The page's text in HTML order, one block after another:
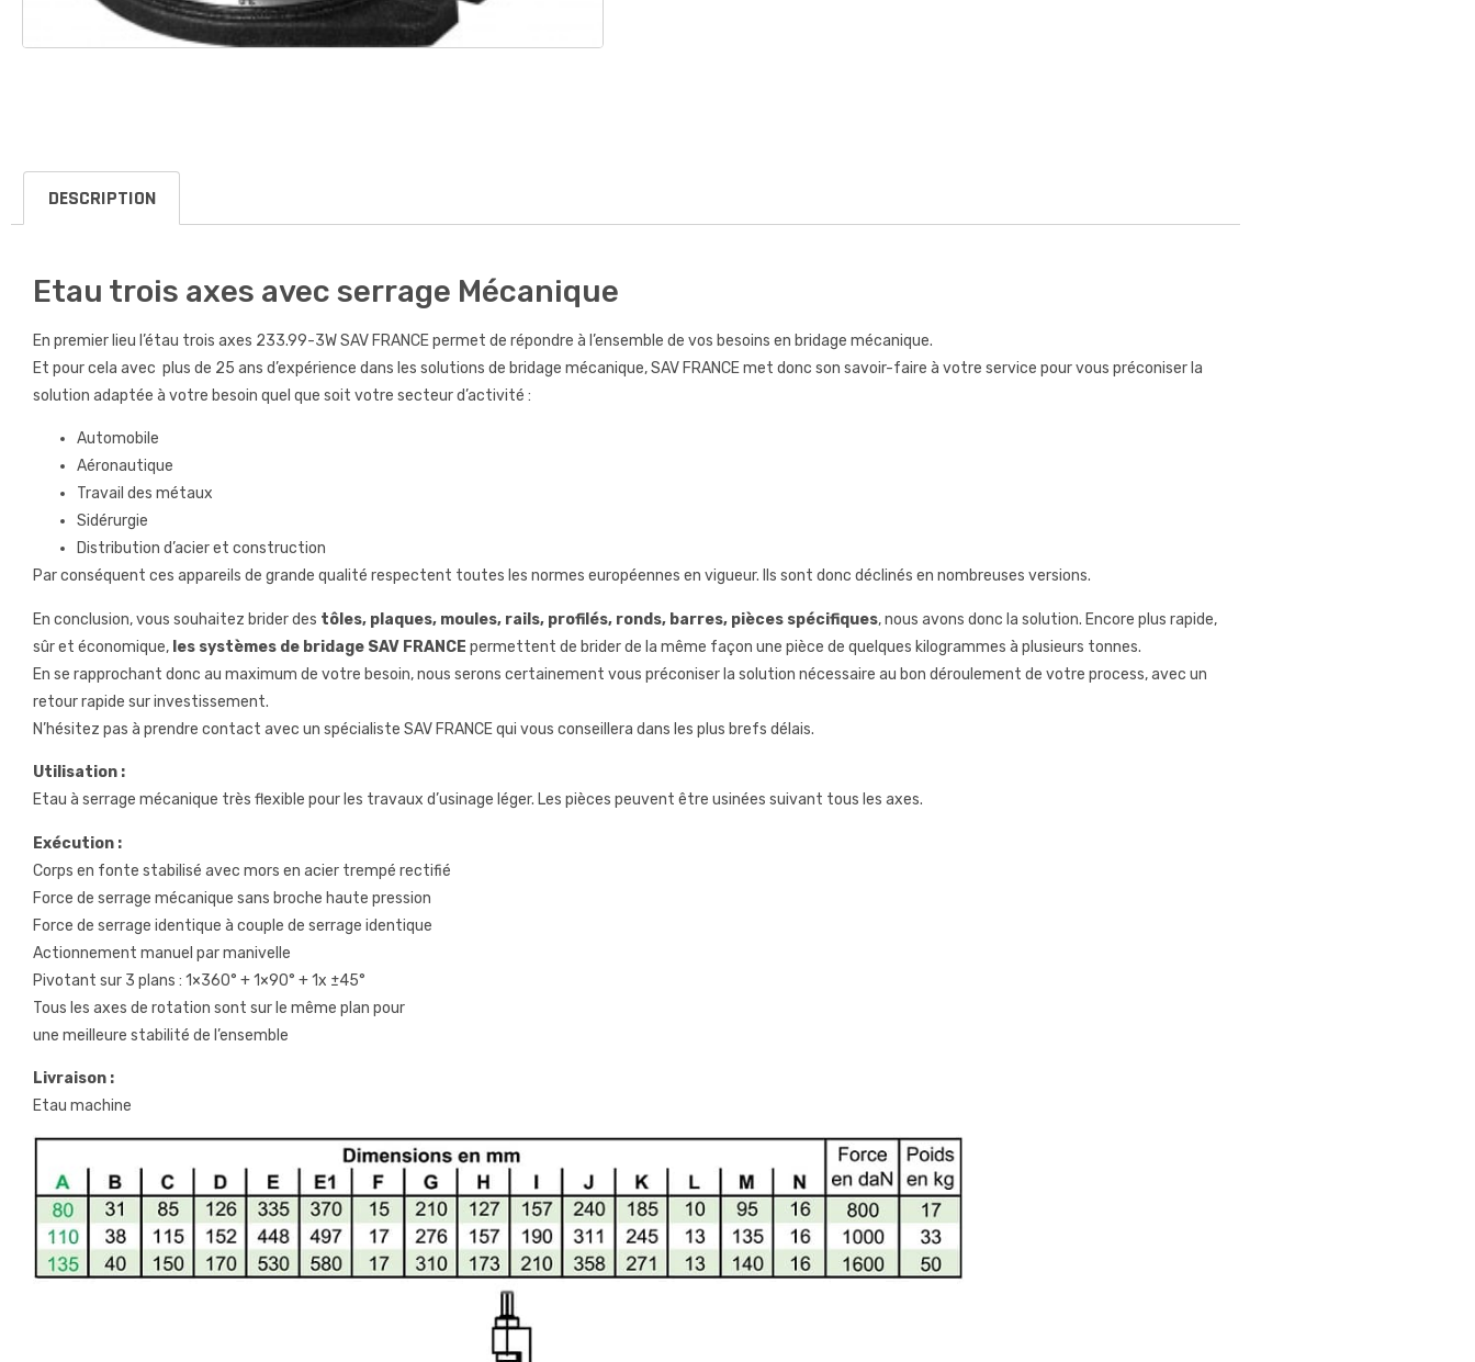
DESCRIPTION
Etau trois axes avec serrage Mécanique
En premier lieu l’étau trois axes 233.99-3W SAV FRANCE permet de répondre à l’ensemble de vos besoins en bridage mécanique.
Et pour cela avec plus de 25 ans d’expérience dans les solutions de bridage mécanique, SAV FRANCE met donc son savoir-faire à votre service pour vous préconiser la
solution adaptée à votre besoin quel que soit votre secteur d’activité :
Automobile
Aéronautique
Travail des métaux
Sidérurgie
Distribution d’acier et construction
Par conséquent ces appareils de grande qualité respectent toutes les normes européennes en vigueur. Ils sont donc déclinés en nombreuses versions.
En conclusion, vous souhaitez brider des tôles, plaques, moules, rails, profilés, ronds, barres, pièces spécifiques, nous avons donc la solution. Encore plus rapide,
sûr et économique, les systèmes de bridage SAV FRANCE permettent de brider de la même façon une pièce de quelques kilogrammes à plusieurs tonnes.
En se rapprochant donc au maximum de votre besoin, nous serons certainement vous préconiser la solution nécessaire au bon déroulement de votre process, avec un
retour rapide sur investissement.
N’hésitez pas à prendre contact avec un spécialiste SAV FRANCE qui vous conseillera dans les plus brefs délais.
Utilisation :
Etau à serrage mécanique très flexible pour les travaux d’usinage léger. Les pièces peuvent être usinées suivant tous les axes.
Exécution :
Corps en fonte stabilisé avec mors en acier trempé rectifié
Force de serrage mécanique sans broche haute pression
Force de serrage identique à couple de serrage identique
Actionnement manuel par manivelle
Pivotant sur 3 plans : 1×360° + 1×90° + 1x ±45°
Tous les axes de rotation sont sur le même plan pour
une meilleure stabilité de l’ensemble
Livraison :
Etau machine